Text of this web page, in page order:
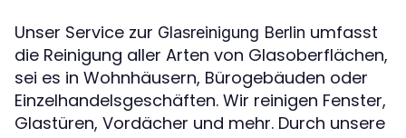
Unser Service zur Glasreinigung Berlin umfasst
die Reinigung aller Arten von Glasoberflächen,
sei es in Wohnhäusern, Bürogebäuden oder
Einzelhandelsgeschäften. Wir reinigen Fenster,
Glastüren, Vordächer und mehr. Durch unsere